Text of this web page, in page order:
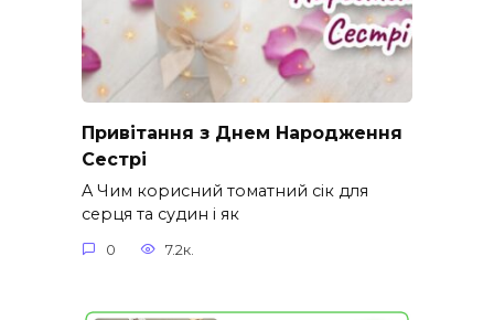
Привітання з Днем Народження
Сестрі
A Чим корисний томатний сік для
серця та судин і як
0 7.2к.